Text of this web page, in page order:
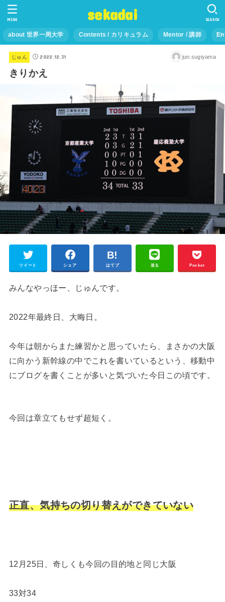
sekadai
about 世界一周大学 Contents / カリキュラム Mentor / 講師
SEARCH
MENU
じゅん 2022.12.31 jun.sugiyama
きりかえ
ツイート シェア はてブ 送る Pocket
みんなやっほー、じゅんです。
2022年最終日、大晦日。
今年は朝からまた練習かと思っていたら、まさかの大阪
に向かう新幹線の中でこれを書いているという、移動中
にブログを書くことが多いと気づいた今日この頃です。
今回は章立てもせず超短く。
正直、気持ちの切り替えができていない
12月25日、奇しくも今回の目的地と同じ大阪
33対34